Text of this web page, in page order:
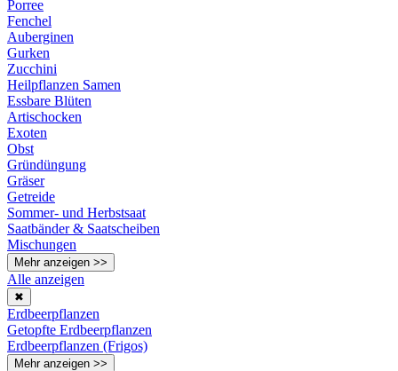
Porree
Fenchel
Auberginen
Gurken
Zucchini
Heilpflanzen Samen
Essbare Blüten
Artischocken
Exoten
Obst
Gründüngung
Gräser
Getreide
Sommer- und Herbstsaat
Saatbänder & Saatscheiben
Mischungen
Mehr anzeigen >>
Alle anzeigen
✖
Erdbeerpflanzen
Getopfte Erdbeerpflanzen
Erdbeerpflanzen (Frigos)
Mehr anzeigen >>